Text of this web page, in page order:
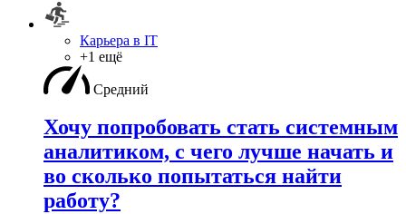
Карьера в IT
+1 ещё
Средний
Хочу попробовать стать системным
аналитиком, с чего лучше начать и
во сколько попытаться найти
работу?